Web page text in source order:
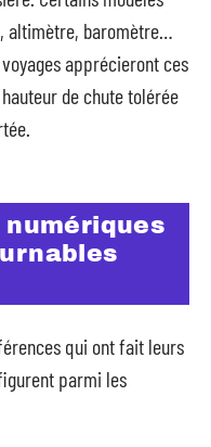
altimètre, baromètre…
apprécieront ces
de chute tolérée
qui ont fait leurs
parmi les